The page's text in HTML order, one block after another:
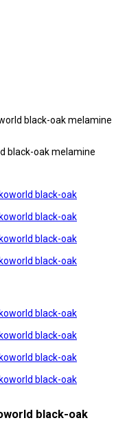
black-oak melamine
black-oak